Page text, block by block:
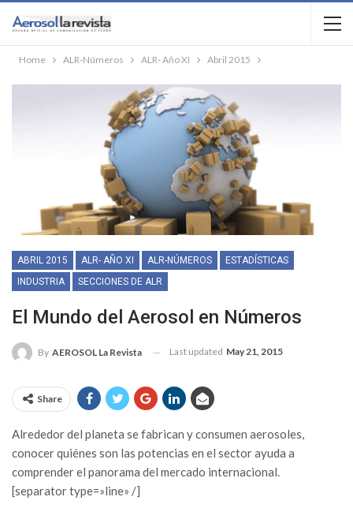
Home ALR-Números ALR- Año XI Abril 2015
ABRIL 2015 ALR- AÑO XI ALR-NÚMEROS
ESTADÍSTICAS
INDUSTRIA
SECCIONES DE ALR
El Mundo del Aerosol en Números
By AEROSOL La Revista Last updated May 21, 2015
Share
Alrededor del planeta se fabrican y consumen aerosoles,
conocer quiénes son las potencias en el sector ayuda a
comprender el panorama del mercado internacional.
[separator type=»line» /]